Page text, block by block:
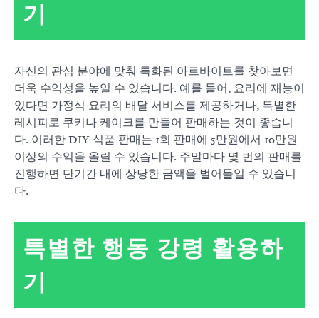
기
자신의 관심 분야에 맞춰 특화된 아르바이트를 찾아보면
더욱 수익성을 높일 수 있습니다. 예를 들어, 요리에 재능이
있다면 가정식 요리의 배달 서비스를 제공하거나, 특별한
레시피로 쿠키나 케이크를 만들어 판매하는 것이 좋습니
다. 이러한 DIY 식품 판매는 1회 판매에 5만원에서 10만원
이상의 수익을 올릴 수 있습니다. 주말마다 몇 번의 판매를
진행하면 단기간 내에 상당한 금액을 벌어들일 수 있습니
다.
특별한 행동 강령 활용하
기